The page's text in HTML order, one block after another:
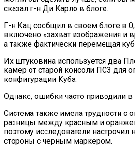
сказал г-н Ди Карло в блоге.
Г-н Кац сообщил в своем блоге в
включено «захват изображения и
а также фактически перемещая
Их штуковина используется два
камер от старой консоли ПС3 для
конфигурации Куба.
Однако, ошибки часто приводили в
Система также имела трудности с
разницы между красным и
поэтому исследователи настрочил
стороны с черным маркером.